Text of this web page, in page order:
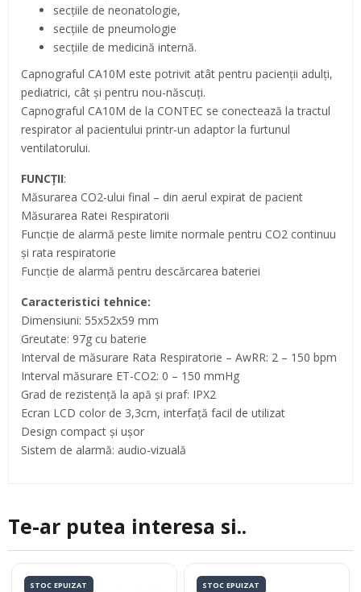
secțiile de neonatologie,
secțiile de pneumologie
secțiile de medicină internă.
Capnograful CA10M este potrivit atât pentru pacienții adulți,
pediatrici, cât și pentru nou-născuți.
Capnograful CA10M de la CONTEC se conectează la tractul
respirator al pacientului printr-un adaptor la furtunul
ventilatorului.
FUNCȚII:
Măsurarea CO2-ului final – din aerul expirat de pacient
Măsurarea Ratei Respiratorii
Funcție de alarmă peste limite normale pentru CO2 continuu
și rata respiratorie
Funcție de alarmă pentru descărcarea bateriei
Caracteristici tehnice:
Dimensiuni: 55x52x59 mm
Greutate: 97g cu baterie
Interval de măsurare Rata Respiratorie – AwRR: 2 – 150 bpm
Interval măsurare ET-CO2: 0 – 150 mmHg
Grad de rezistență la apă și praf: IPX2
Ecran LCD color de 3,3cm, interfață facil de utilizat
Design compact și ușor
Sistem de alarmă: audio-vizuală
Te-ar putea interesa si..
STOC EPUIZAT STOC EPUIZAT